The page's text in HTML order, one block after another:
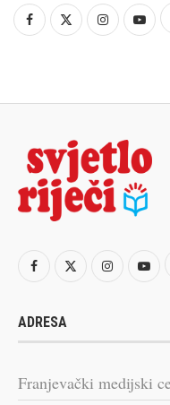
ADRESA
Franjevački medijski